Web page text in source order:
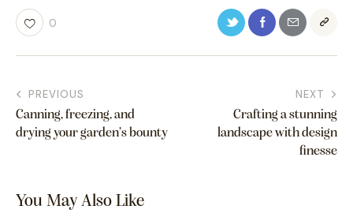
0
PREVIOUS
Canning, freezing, and
drying your garden’s bounty
NEXT
Crafting a stunning
landscape with design
finesse
You May Also Like